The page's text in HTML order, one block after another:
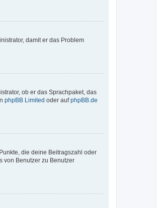
damit er das Problem
ob er das Sprachpaket, das
phpBB Limited oder aufphpBB.de
die deine Beitragszahl oder
von Benutzer zu Benutzer